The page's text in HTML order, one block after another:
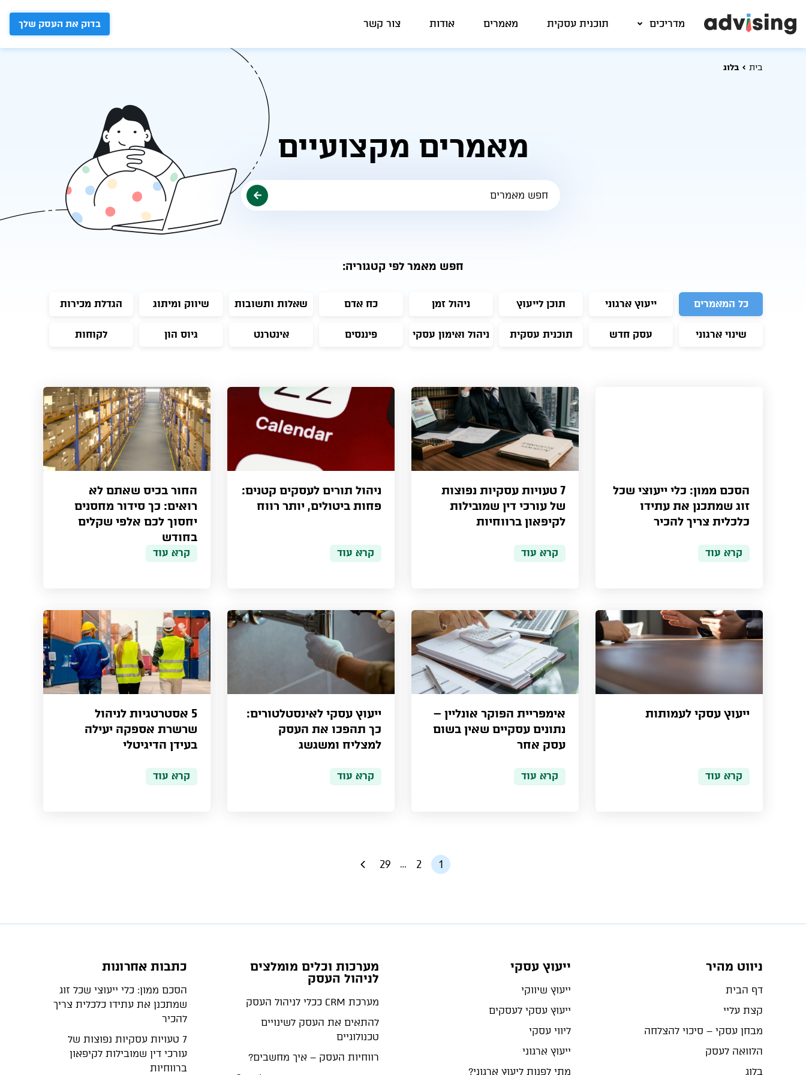
מדריכים תוכנית עסקית מאמרים אודות צור קשר בדוק את העסק שלך
בית בלוג
מאמרים מקצועיים
חפש מאמר לפי קטגוריה:
כל המאמרים ייעוץ ארגוני תוכן לייעוץ ניהול זמן כח אדם שאלות ותשובות שיווק ומיתוג הגדלת מכירות
שינוי ארגוני עסק חדש תוכנית עסקית ניהול ואימון עסקי פיננסים אינטרנט גיוס הון לקוחות
הסכם ממון: כלי ייעוצי שכל
זוג שמתכנן את עתידו
כלכלית צריך להכיר
קרא עוד
7 טעויות עסקיות נפוצות
של עורכי דין שמובילות
לקיפאון ברווחיות
קרא עוד
ניהול תורים לעסקים קטנים:
פחות ביטולים, יותר רווח
קרא עוד
החור בכיס שאתם לא
רואים: כך סידור מחסנים
יחסוך לכם אלפי שקלים
בחודש
קרא עוד
ייעוץ עסקי לעמותות
קרא עוד
אימפריית הפוקר אונליין –
נתונים עסקיים שאין בשום
עסק אחר
קרא עוד
ייעוץ עסקי לאינסטלטורים:
כך תהפכו את העסק
למצליח ומשגשג
קרא עוד
5 אסטרטגיות לניהול
שרשרת אספקה יעילה
בעידן הדיגיטלי
קרא עוד
1
2
…
29
ניווט מהיר
דף הבית
קצת עליי
מבחן עסקי – סיכוי להצלחה
הלוואה לעסק
בלוג
ייעוץ עסקי
ייעוץ שיווקי
ייעוץ עסקי לעסקים
ליווי עסקי
ייעוץ ארגוני
מתי לפנות ליעוץ ארגוני?
מערכות וכלים מומלצים
לניהול העסק
מערכת CRM ככלי לניהול העסק
להתאים את העסק לשינויים
טכנולוגיים
רווחיות העסק – איך מחשבים?
כתבות אחרונות
הסכם ממון: כלי ייעוצי שכל זוג
שמתכנן את עתידו כלכלית צריך
להכיר
7 טעויות עסקיות נפוצות של
עורכי דין שמובילות לקיפאון
ברווחיות